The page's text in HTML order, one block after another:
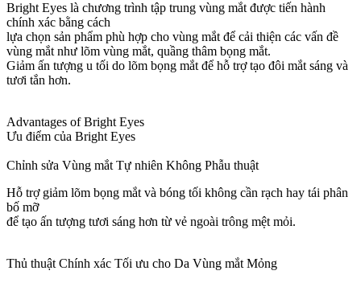
Bright Eyes là chương trình tập trung vùng mắt được tiến hành
chính xác bằng cách
lựa chọn sản phẩm phù hợp cho vùng mắt để cải thiện các vấn đề
vùng mắt như lõm vùng mắt, quầng thâm bọng mắt.
Giảm ấn tượng u tối do lõm bọng mắt để hỗ trợ tạo đôi mắt sáng và
tươi tắn hơn.
Advantages of Bright Eyes
Ưu điểm của Bright Eyes
Chỉnh sửa Vùng mắt Tự nhiên Không Phẫu thuật
Hỗ trợ giảm lõm bọng mắt và bóng tối không cần rạch hay tái phân
bố mỡ
để tạo ấn tượng tươi sáng hơn từ vẻ ngoài trông mệt mỏi.
Thủ thuật Chính xác Tối ưu cho Da Vùng mắt Mỏng